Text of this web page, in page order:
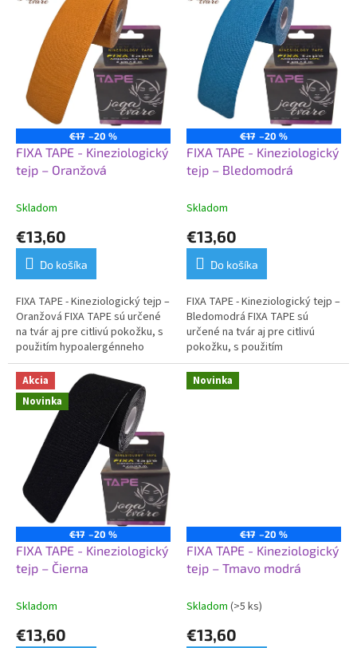
€17 –20 %
FIXA TAPE - Kineziologický
tejp – Oranžová
Skladom
€13,60
Do košíka
FIXA TAPE - Kineziologický tejp –
Oranžová FIXA TAPE sú určené
na tvár aj pre citlivú pokožku, s
použitím hypoalergénneho
lepidla, zaisťujú tak optimálnu
podporu bez...
€17 –20 %
FIXA TAPE - Kineziologický
tejp – Bledomodrá
Skladom
€13,60
Do košíka
FIXA TAPE - Kineziologický tejp –
Bledomodrá FIXA TAPE sú
určené na tvár aj pre citlivú
pokožku, s použitím
hypoalergénneho lepidla,
zaisťujú tak optimálnu
podporu...
Akcia
Novinka
€17 –20 %
FIXA TAPE - Kineziologický
tejp – Čierna
Skladom
€13,60
Novinka
€17 –20 %
FIXA TAPE - Kineziologický
tejp – Tmavo modrá
Skladom (>5 ks)
€13,60